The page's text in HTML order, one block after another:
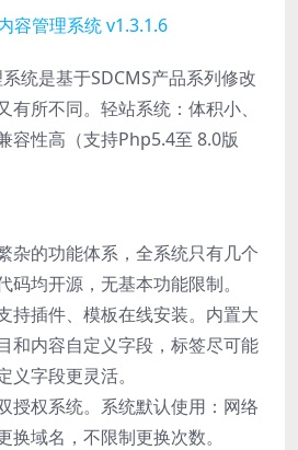
统是基于SDCMS产品系列修改
有所不同。轻站系统：体积小、
容性高（支持Php5.4至 8.0版
杂的功能体系，全系统只有几个
均开源，无基本功能限制。
持插件、模板在线安装。内置大
和内容自定义字段，标签尽可能
字段更灵活。
授权系统。系统默认使用：网络
域名，不限制更换次数。